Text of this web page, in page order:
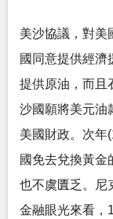
美沙協議，對美
國同意提供經濟
提供原油，而且
沙國願將美元油
美國財政。次年
國免去兌換黃金
也不虞匱乏。尼
金融眼光來看，